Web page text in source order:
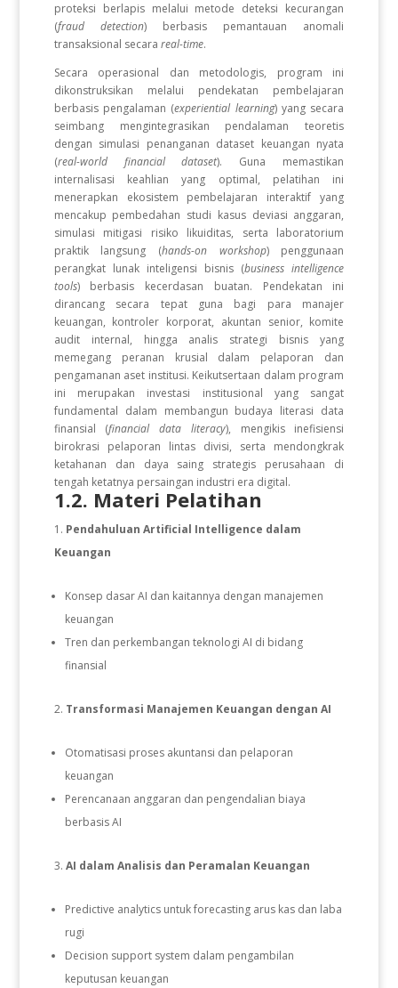
proteksi berlapis melalui metode deteksi kecurangan
(fraud detection) berbasis pemantauan anomali
transaksional secara real-time.
Secara operasional dan metodologis, program ini
dikonstruksikan melalui pendekatan pembelajaran
berbasis pengalaman (experiential learning) yang secara
seimbang mengintegrasikan pendalaman teoretis
dengan simulasi penanganan dataset keuangan nyata
(real-world financial dataset). Guna memastikan
internalisasi keahlian yang optimal, pelatihan ini
menerapkan ekosistem pembelajaran interaktif yang
mencakup pembedahan studi kasus deviasi anggaran,
simulasi mitigasi risiko likuiditas, serta laboratorium
praktik langsung (hands-on workshop) penggunaan
perangkat lunak inteligensi bisnis (business intelligence
tools) berbasis kecerdasan buatan. Pendekatan ini
dirancang secara tepat guna bagi para manajer
keuangan, kontroler korporat, akuntan senior, komite
audit internal, hingga analis strategi bisnis yang
memegang peranan krusial dalam pelaporan dan
pengamanan aset institusi. Keikutsertaan dalam program
ini merupakan investasi institusional yang sangat
fundamental dalam membangun budaya literasi data
finansial (financial data literacy), mengikis inefisiensi
birokrasi pelaporan lintas divisi, serta mendongkrak
ketahanan dan daya saing strategis perusahaan di
tengah ketatnya persaingan industri era digital.
1.2. Materi Pelatihan
Pendahuluan Artificial Intelligence dalam
Keuangan
Konsep dasar AI dan kaitannya dengan manajemen
keuangan
Tren dan perkembangan teknologi AI di bidang
finansial
Transformasi Manajemen Keuangan dengan AI
Otomatisasi proses akuntansi dan pelaporan
keuangan
Perencanaan anggaran dan pengendalian biaya
berbasis AI
AI dalam Analisis dan Peramalan Keuangan
Predictive analytics untuk forecasting arus kas dan laba
rugi
Decision support system dalam pengambilan
keputusan keuangan